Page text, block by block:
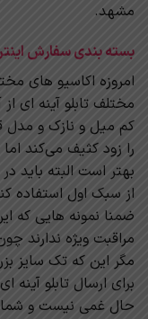
مشهد.
بسته بندی سفارش
امروزه اکاسیو های
مختلف تابلو آینه ای
کم میل و نازک و مدل
را زود کثیف می‌کند
بهتر است البته باید
از سبک اول استفاده
ضمنا نمونه هایی که
مراقبت ویژه ندارند
مگر این که تک سایز
برای ارسال تابلو
حال غمی نیست و شما